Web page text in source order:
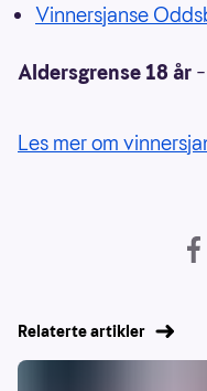
Vinnersjanse
Aldersgrense 18 år –
Les mer om
Relaterte artikler